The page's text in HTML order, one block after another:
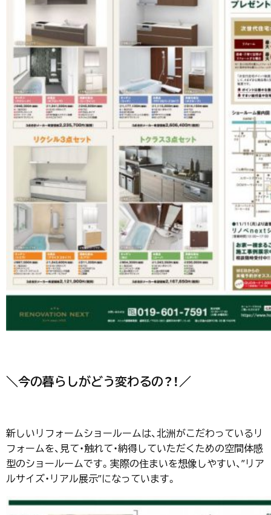
＼今の暮らしがどう変わるの？！／
新しいリフォームショールームは、北洲がこだわっているリ
フォームを、見て・触れて・納得していただくための空間体感
型のショールームです。実際の住まいを想像しやすい、”リア
ルサイズ・リアル展示”になっています。